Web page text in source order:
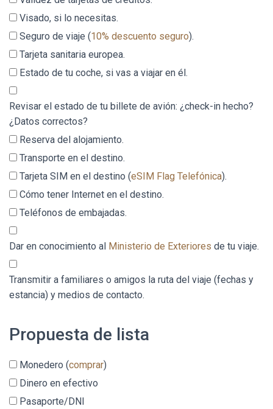
Visado, si lo necesitas.
Seguro de viaje (10% descuento seguro).
Tarjeta sanitaria europea.
Estado de tu coche, si vas a viajar en él.
Revisar el estado de tu billete de avión: ¿check-in hecho?
¿Datos correctos?
Reserva del alojamiento.
Transporte en el destino.
Tarjeta SIM en el destino (eSIM Flag Telefónica).
Cómo tener Internet en el destino.
Teléfonos de embajadas.
Dar en conocimiento al Ministerio de Exteriores de tu viaje.
Transmitir a familiares o amigos la ruta del viaje (fechas y
estancia) y medios de contacto.
Propuesta de lista
Monedero (comprar)
Dinero en efectivo
Pasaporte/DNI